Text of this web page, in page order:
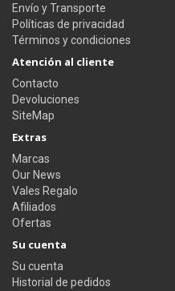
Envío y Transporte
Políticas de privacidad
Términos y condiciones
Atención al cliente
Contacto
Devoluciones
SiteMap
Extras
Marcas
Our News
Vales Regalo
Afiliados
Ofertas
Su cuenta
Su cuenta
Historial de pedidos